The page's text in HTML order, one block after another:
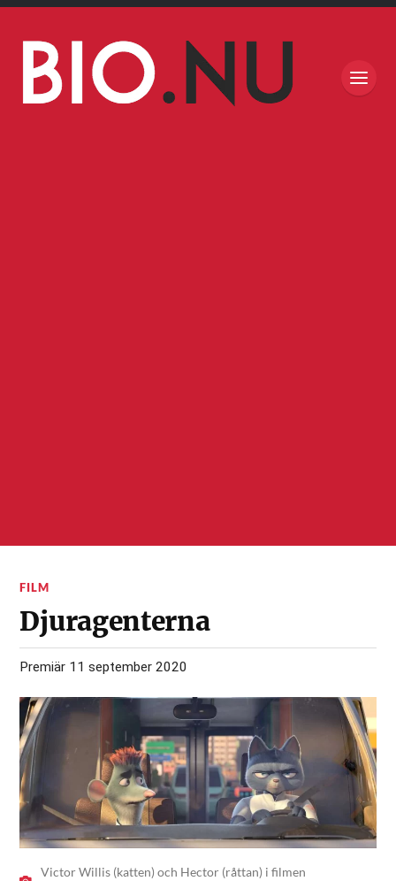
FILM
Djuragenterna
Premiär 11 september 2020
Victor Willis (katten) och Hector (råttan) i filmen